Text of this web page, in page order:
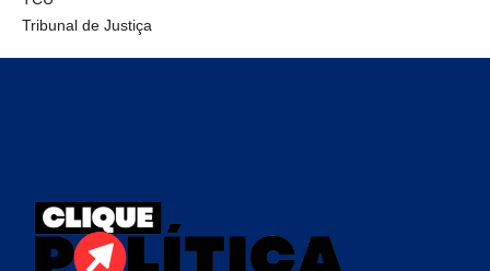
Tribunal de Justiça